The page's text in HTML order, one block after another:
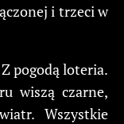
i trzeci w
pogodą loteria.
wiszą czarne,
Wszystkie